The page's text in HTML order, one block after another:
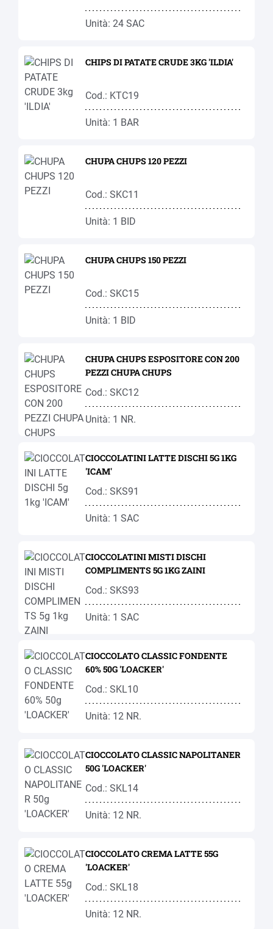
Unità: 24 SAC
CHIPS DI PATATE CRUDE 3KG 'ILDIA'
Cod.: KTC19
Unità: 1 BAR
CHUPA CHUPS 120 PEZZI
Cod.: SKC11
Unità: 1 BID
CHUPA CHUPS 150 PEZZI
Cod.: SKC15
Unità: 1 BID
CHUPA CHUPS ESPOSITORE CON 200
PEZZI CHUPA CHUPS
Cod.: SKC12
Unità: 1 NR.
CIOCCOLATINI LATTE DISCHI 5G 1KG
'ICAM'
Cod.: SKS91
Unità: 1 SAC
CIOCCOLATINI MISTI DISCHI
COMPLIMENTS 5G 1KG ZAINI
Cod.: SKS93
Unità: 1 SAC
CIOCCOLATO CLASSIC FONDENTE
60% 50G 'LOACKER'
Cod.: SKL10
Unità: 12 NR.
CIOCCOLATO CLASSIC NAPOLITANER
50G 'LOACKER'
Cod.: SKL14
Unità: 12 NR.
CIOCCOLATO CREMA LATTE 55G
'LOACKER'
Cod.: SKL18
Unità: 12 NR.